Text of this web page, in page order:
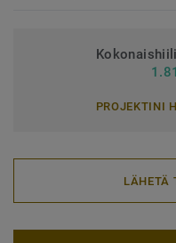
PROJEKTINI
LÄHETÄ